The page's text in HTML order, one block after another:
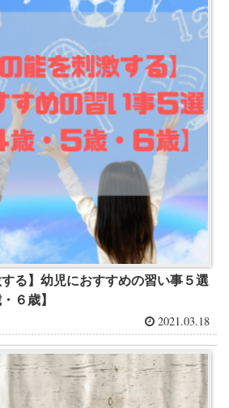
する】幼児におすすめの習い事５選
６歳】
2021.03.18